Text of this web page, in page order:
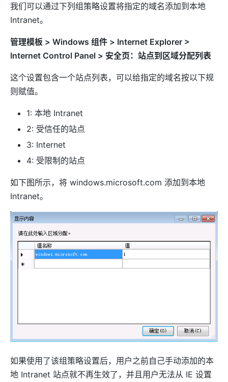
我们可以通过下列组策略设置将指定的域名添加到本地
Intranet。
管理模板 > Windows 组件 > Internet Explorer >
Internet Control Panel > 安全页：站点到区域分配列表
这个设置包含一个站点列表，可以给指定的域名按以下规
则赋值。
1: 本地 Intranet
2: 受信任的站点
3: Internet
4: 受限制的站点
如下图所示，将 windows.microsoft.com 添加到本地
Intranet。
如果使用了该组策略设置后，用户之前自己手动添加的本
地 Intranet 站点就不再生效了，并且用户无法从 IE 设置